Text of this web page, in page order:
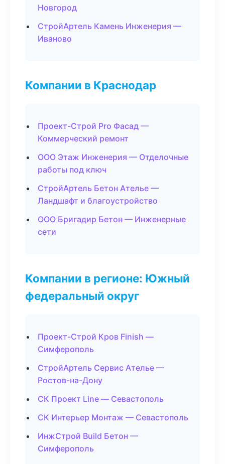
Новгород
СтройАртель Камень Инженерия —
Иваново
Компании в Краснодар
Проект-Строй Pro Фасад —
Коммерческий ремонт
ООО Этаж Инженерия — Отделочные
работы под ключ
СтройАртель Бетон Ателье —
Ландшафт и благоустройство
ООО Бригадир Бетон — Инженерные
сети
Компании в регионе: Южный
федеральный округ
Проект-Строй Кров Finish —
Симферополь
СтройАртель Сервис Ателье —
Ростов-на-Дону
СК Проект Line — Севастополь
СК Интерьер Монтаж — Севастополь
ИнжСтрой Build Бетон —
Симферополь